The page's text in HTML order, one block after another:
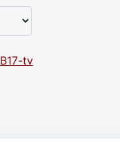
B17-tv